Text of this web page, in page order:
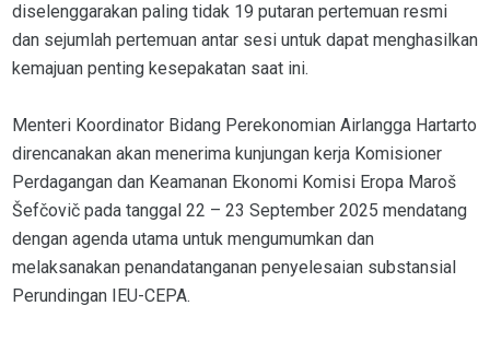
diselenggarakan paling tidak 19 putaran pertemuan resmi
dan sejumlah pertemuan antar sesi untuk dapat menghasilkan
kemajuan penting kesepakatan saat ini.
Menteri Koordinator Bidang Perekonomian Airlangga Hartarto
direncanakan akan menerima kunjungan kerja Komisioner
Perdagangan dan Keamanan Ekonomi Komisi Eropa Maroš
Šefčovič pada tanggal 22 – 23 September 2025 mendatang
dengan agenda utama untuk mengumumkan dan
melaksanakan penandatanganan penyelesaian substansial
Perundingan IEU-CEPA.